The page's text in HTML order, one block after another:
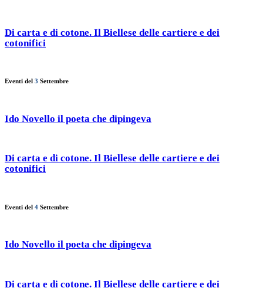
Di carta e di cotone. Il Biellese delle cartiere e dei
cotonifici
Eventi del 3 Settembre
Ido Novello il poeta che dipingeva
Di carta e di cotone. Il Biellese delle cartiere e dei
cotonifici
Eventi del 4 Settembre
Ido Novello il poeta che dipingeva
Di carta e di cotone. Il Biellese delle cartiere e dei